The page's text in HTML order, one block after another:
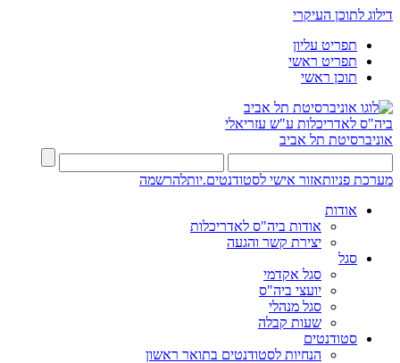
דילוג לתוכן העיקרי
תפריט עליון
תפריט ראשי
תוכן ראשי
ביה"ס לאדריכלות ע"ש עזריאלי
אוניברסיטת תל אביב
מערכת פניותאזור אישי לסטודנטים.יותלהרשמה
אודות
אודות ביה"ס לאדריכלות
יצירת קשר והגעה
סגל
סגל אקדמי
יועצי ביה"ס
סגל מנהלי
שעות קבלה
סטודנטים
הנחיות לסטודנטים בתואר ראשון